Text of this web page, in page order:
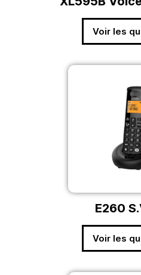
Voir les
E260
Voir les